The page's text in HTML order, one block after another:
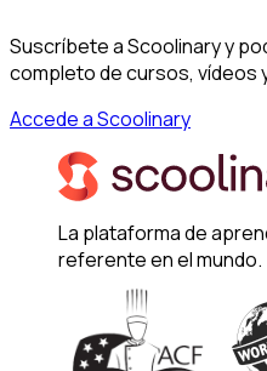
Suscríbete a Scoolinary y
completo de cursos, vídeos
Accede a Scoolinary
La plataforma de
referente en el mundo.